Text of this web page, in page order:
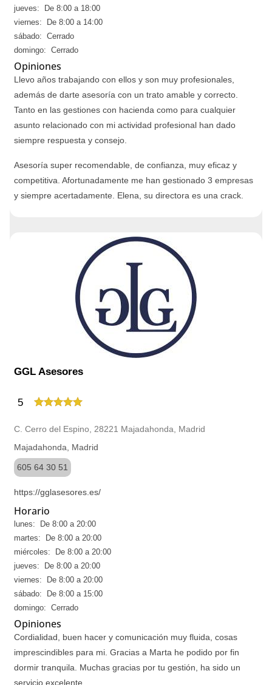
jueves: De 8:00 a 18:00
viernes: De 8:00 a 14:00
sábado: Cerrado
domingo: Cerrado
Opiniones
Llevo años trabajando con ellos y son muy profesionales,
además de darte asesoría con un trato amable y correcto.
Tanto en las gestiones con hacienda como para cualquier
asunto relacionado con mi actividad profesional han dado
siempre respuesta y consejo.
Asesoría super recomendable, de confianza, muy eficaz y
competitiva. Afortunadamente me han gestionado 3 empresas
y siempre acertadamente. Elena, su directora es una crack.
GGL Asesores
5
C. Cerro del Espino, 28221 Majadahonda, Madrid
Majadahonda, Madrid
605 64 30 51
https://gglasesores.es/
Horario
lunes: De 8:00 a 20:00
martes: De 8:00 a 20:00
miércoles: De 8:00 a 20:00
jueves: De 8:00 a 20:00
viernes: De 8:00 a 20:00
sábado: De 8:00 a 15:00
domingo: Cerrado
Opiniones
Cordialidad, buen hacer y comunicación muy fluida, cosas
imprescindibles para mi. Gracias a Marta he podido por fin
dormir tranquila. Muchas gracias por tu gestión, ha sido un
servicio excelente.